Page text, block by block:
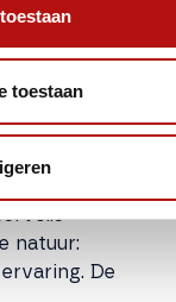
toestaan
een
Zuid-
en
natuur:
De